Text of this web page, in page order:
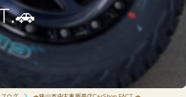
新車
持ち込み
メンテナンス